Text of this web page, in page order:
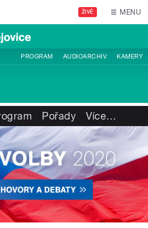
ŽIVĚ MENU
PROGRAM AUDIOARCHIV KAMERY
Pořady Více…